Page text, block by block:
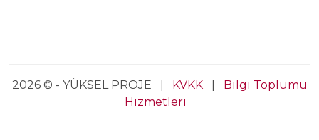
2026 © - YÜKSEL PROJE | KVKK| Bilgi Toplumu
Hizmetleri